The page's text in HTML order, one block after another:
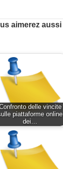
aimerez aussi
delle vincite
piattaforme online
dei…